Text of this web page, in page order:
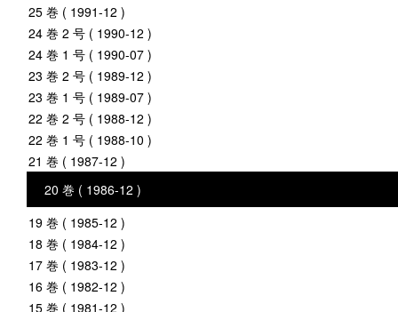
25 巻 ( 1991-12 )
24 巻 2 号 ( 1990-12 )
24 巻 1 号 ( 1990-07 )
23 巻 2 号 ( 1989-12 )
23 巻 1 号 ( 1989-07 )
22 巻 2 号 ( 1988-12 )
22 巻 1 号 ( 1988-10 )
21 巻 ( 1987-12 )
20 巻 ( 1986-12 )
19 巻 ( 1985-12 )
18 巻 ( 1984-12 )
17 巻 ( 1983-12 )
16 巻 ( 1982-12 )
15 巻 ( 1981-12 )